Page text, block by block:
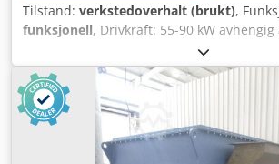
Tilstand: verkstedoverhalt (brukt),
funksjonell, Drivkraft: 55-90 kW
ytelse og oppgavens art Dedpfxszrtlze Ai
Bruksområde: Tørking og rengjøring av
filmer Kapasitet: 800-2500 kg/t avhengig